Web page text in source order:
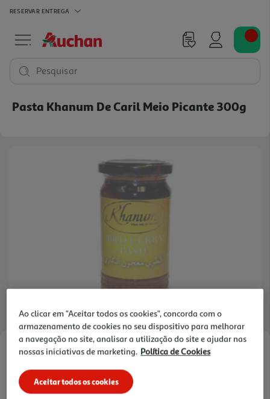
RESERVAR ENTREGA
Pesquisar
Pasta Khanum De Caril Meio Picante 300g
Faça a sua avaliação
14.3 €/Kg
Ao clicar em "Aceitar todos os cookies", concorda com o
armazenamento de cookies no seu dispositivo para melhorar
a navegação no site, analisar a utilização do site e ajudar nas
nossas iniciativas de marketing. Política de Cookies
Aceitar todos os cookies